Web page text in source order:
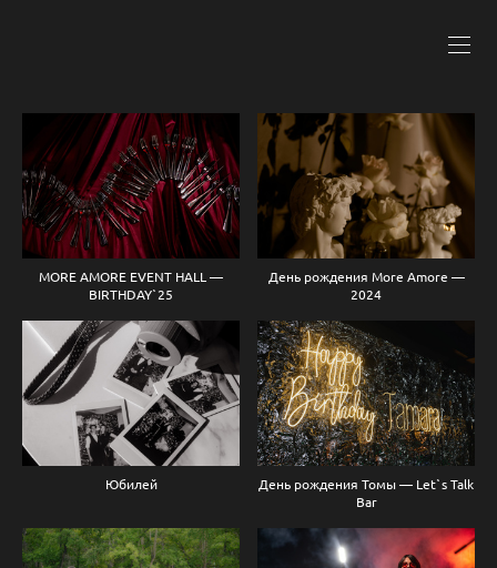
MORE AMORE EVENT HALL —
BIRTHDAY`25
День рождения More Amore —
2024
Юбилей
День рождения Томы — Let`s Talk
Bar